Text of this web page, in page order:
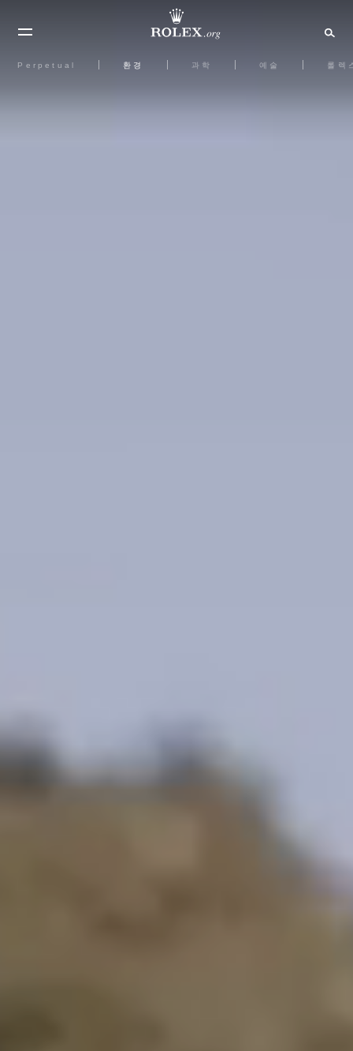
Perpetual 환경 과학 예술 롤렉